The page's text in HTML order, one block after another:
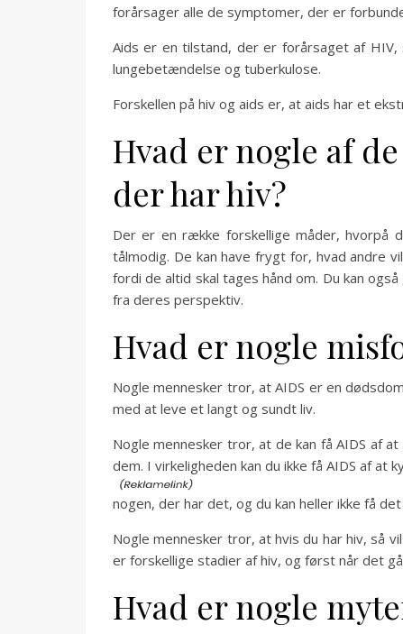
forårsager alle de symptomer, der er
Aids er en tilstand, der er forårsaget af
lungebetændelse og tuberkulose.
Forskellen på hiv og aids er, at aids har et
Hvad er nogle af
der har hiv?
Der er en række forskellige måder, hvorpå
tålmodig. De kan have frygt for, hvad andre
fordi de altid skal tages hånd om. Du kan
fra deres perspektiv.
Hvad er nogle
Nogle mennesker tror, at AIDS er en
med at leve et langt og sundt liv.
Nogle mennesker tror, at de kan få AIDS af
dem. I virkeligheden kan du ikke få AIDS af at
nogen, der har det, og du kan heller ikke få
Nogle mennesker tror, at hvis du har hiv, så
er forskellige stadier af hiv, og først når det
Hvad er nogle